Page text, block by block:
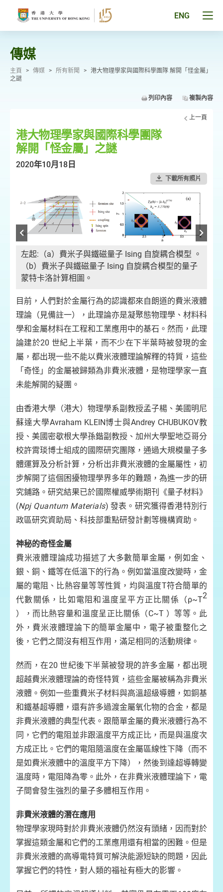
ENG
傳媒
主頁 > 傳媒 > 所有新聞 > 港大物理學家與國際科學團隊 解開「怪金屬」
之謎
列印內容 複製內容
上一頁
港大物理學家與國際科學團隊
解開「怪金屬」之謎
2020年10月18日
下載所有照片
左起:（a）費米子與鐵磁量子 Ising 自旋耦合模型 。
（b）費米子與鐵磁量子 Ising 自旋耦合模型的量子
蒙特卡洛計算相圖。
目前，人們對於金屬行為的認識都來自朗道的費米液體
理論（見備註一），此理論亦是凝聚態物理學、材料科
學和金屬材料在工程和工業應用中的基石。然而，此理
論建於20 世紀上半葉，而不少在下半葉時被發現的金
屬，都出現一些不能以費米液體理論解釋的特質，這些
「奇怪」的金屬被歸類為非費米液體，是物理學家一直
未能解開的疑團。
由香港大學（港大）物理學系副教授孟子楊、美國明尼
蘇達大學Avraham KLEIN博士與Andrey CHUBUKOV教
授、美國密歇根大學孫鍇副教授、加州大學聖地亞哥分
校許霄琰博士組成的國際研究團隊，通過大規模量子多
體運算及分析計算，分析出非費米液體的金屬屬性，初
步解開了這個困擾物理學界多年的難題，為進一步的研
究鋪路。研究結果已於國際權威學術期刊《量子材料》
(Npj Quantum Materials) 發表。研究獲得香港特別行
政區研究資助局、科技部重點研發計劃等機構資助。
神秘的奇怪金屬
費米液體理論成功描述了大多數簡單金屬，例如金、
銀、銅、鐵等在低溫下的行為。例如當溫度改變時，金
屬的電阻、比熱容量等等性質，均與溫度T符合簡單的
代數關係，比如電阻和溫度呈平方正比關係（ρ~T2
），而比熱容量和溫度呈正比關係（C~T ）等等。此
外，費米液體理論下的簡單金屬中，電子被重整化之
後，它們之間沒有相互作用，滿足相同的活動規律。
然而，在20 世紀後下半葉被發現的許多金屬，都出現
超越費米液體理論的奇怪特質，這些金屬被稱為非費米
液體。例如一些重費米子材料與高溫超級導體，如銅基
和鐵基超導體，還有許多過渡金屬氧化物的合金，都是
非費米液體的典型代表。跟簡單金屬的費米液體行為不
同，它們的電阻並非跟溫度平方成正比，而是與溫度次
方成正比。它們的電阻隨溫度在金屬區線性下降（而不
是如費米液體中的溫度平方下降），然後到達超導轉變
溫度時，電阻降為零。此外，在非費米液體理論下，電
子間會發生強烈的量子多體相互作用。
非費米液體的潛在應用
物理學家現時對於非費米液體仍然沒有頭緒，因而對於
掌握這類金屬和它們的工業應用還有相當的困難。但是
非費米液體的高導電特質可解決能源短缺的問題，因此
掌握它們的特性，對人類的福祉有極大的影響。